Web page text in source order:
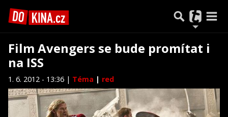
Film Avengers se bude promítat i
na ISS
1. 6. 2012 - 13:36 | Téma | red